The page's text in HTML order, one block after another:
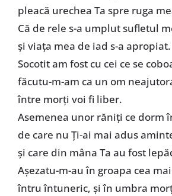
pleacă urechea Ta spre ruga
Că de rele s-a umplut sufletul
și viața mea de iad s-a apropiat.
Socotit am fost cu cei ce se
făcutu-m-am ca un om
între morți voi fi liber.
Asemenea unor răniți ce dorm
de care nu Ți-ai mai adus
și care din mâna Ta au fost
Așezatu-m-au în groapa cea
întru întuneric, și în umbra